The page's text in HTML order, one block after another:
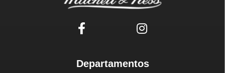
Departamentos